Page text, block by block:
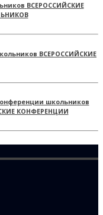
ВСЕРОССИЙСКИЕ
ВСЕРОССИЙСКИЕ
КОНФЕРЕНЦИИ